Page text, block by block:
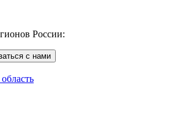
России:
с нами